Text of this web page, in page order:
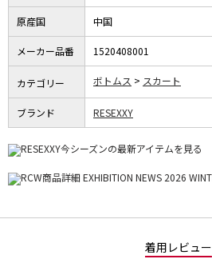
原産国 中国
メーカー品番 1520408001
カテゴリー ボトムス スカート
ブランド RESEXXY
着用レビュー